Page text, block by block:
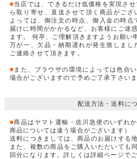
■当店では、できるだけ低価格を実現さ
ら取り寄せ、直送させて頂く商品がご
よっては、御注文の時点、御入金の時点
届けに時間がかかるなど、お客様にご迷
ます。 何卒、ご理解頂きますようお願い
万が一、欠品・納期遅れが発生致しまし
ご連絡させて頂きます。
■ また、ブラウザの環境によっては色合
場合がございますので予めご了承下さいま
配送方法・送料に
■商品はヤマト運輸・佐川急便のいずれ
商品については違う場合がございます）
送料につきましては、商品のお届けする
また、複数の商品をご購入いただいても
回分になります。詳しくは詳細ページで